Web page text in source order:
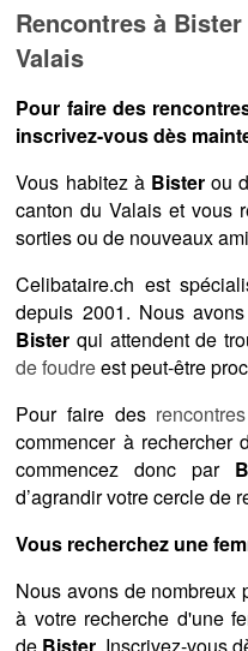
Rencontres à
Valais
Pour faire des
inscrivez-vous dès
Vous habitez à Bister ou
canton du Valais et vous
sorties ou de nouveaux
Celibataire.ch est
depuis 2001. Nous
Bister qui attendent de
de foudreest peut-être
Pour faire des
commencer à rechercher
commencez donc par
d’agrandir votre cercle de
Vous recherchez une
Nous avons de nombreux
à votre recherche d'une